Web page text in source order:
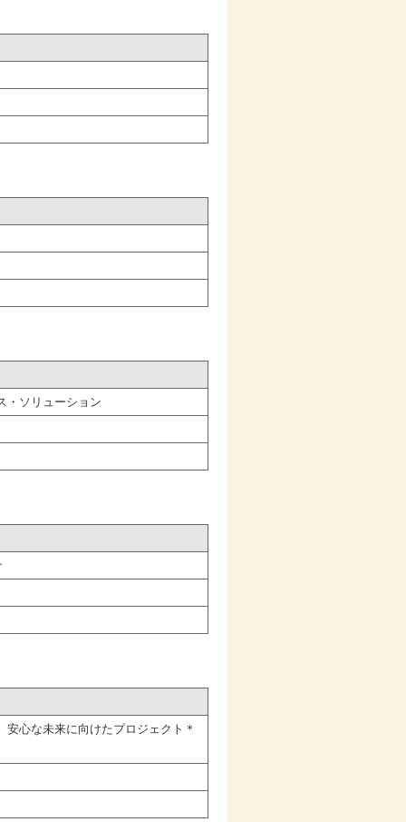
・ソリューション
心な未来に向けたプロジェクト＊